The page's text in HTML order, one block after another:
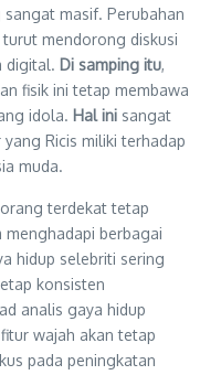
masif. Perubahan
turut mendorong diskusi
digital. Di samping itu,
fisik ini tetap membawa
idola. Hal ini sangat
Ricis miliki terhadap
muda.
terdekat tetap
menghadapi berbagai
hidup selebriti sering
konsisten
analis gaya hidup
wajah akan tetap
pada peningkatan